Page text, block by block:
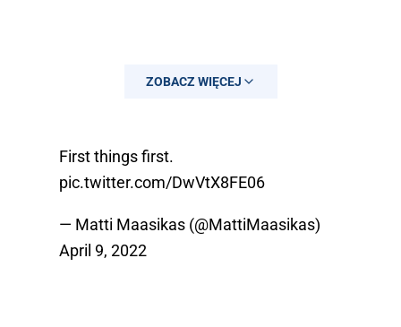
ZOBACZ WIĘCEJ
First things first.
pic.twitter.com/DwVtX8FE06
— Matti Maasikas (@MattiMaasikas)
April 9, 2022